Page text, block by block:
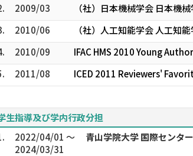
2009/03
（社）日本機械学会 日本機
2010/06
（社）人工知能学会 人工知
2010/09
IFAC HMS 2010 Young
2011/08
ICED 2011 Reviewers'
生指導及び学内行政分担
2022/04/01 ～
2024/03/31
青山学院大学 国際センタ